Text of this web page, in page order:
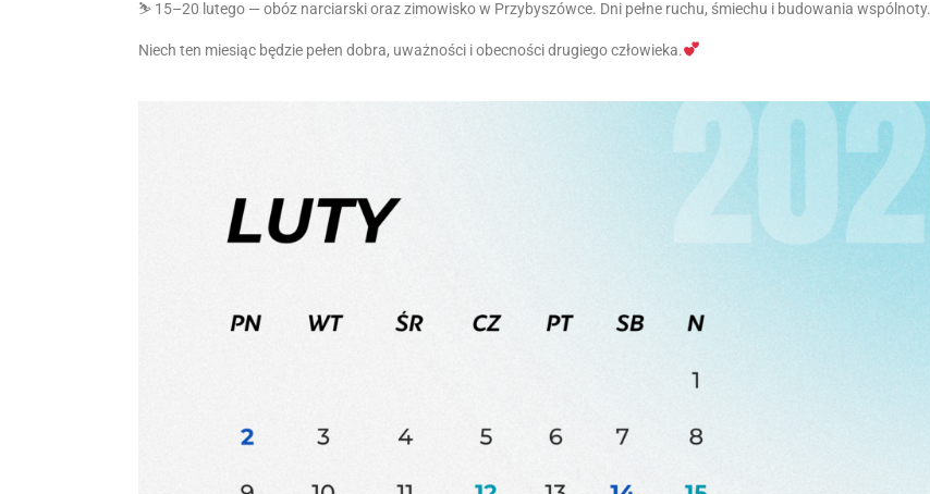
⛷ 15–20 lutego — obóz narciarski oraz zimowisko w Przybyszówce. Dni pełne ruchu, śmiechu i budowania wspólnoty.
Niech ten miesiąc będzie pełen dobra, uważności i obecności drugiego człowieka.